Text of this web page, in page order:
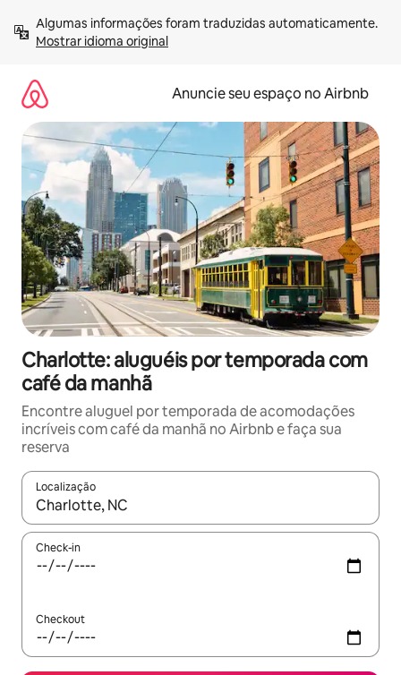
para
Mostrar idioma original
Anuncie seu espaço no Airbnb
Charlotte: aluguéis por temporada com
café da manhã
Encontre aluguel por temporada de acomodações
incríveis com café da manhã no Airbnb e faça sua
reserva
Localização
Quando os resultados estiverem disponíveis, explore-os
Check-in
Checkout